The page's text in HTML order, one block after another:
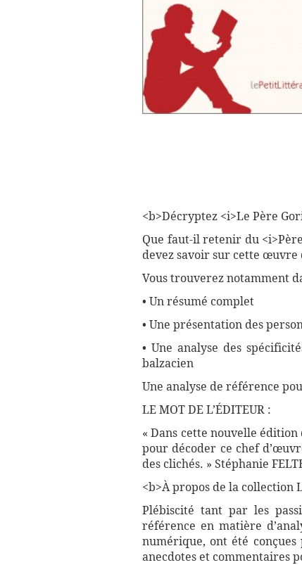
<b>Décryptez <i>Le Père
Que faut-il retenir du
devez savoir sur cette œuvre
Vous trouverez notamment
• Un résumé complet
• Une présentation des
• Une analyse des
balzacien
Une analyse de référence
LE MOT DE L’ÉDITEUR :
« Dans cette nouvelle
pour décoder ce chef
des clichés. » Stéphanie
<b>À propos de la
Plébiscité tant par les
référence en matière
numérique, ont été
anecdotes et commentaires